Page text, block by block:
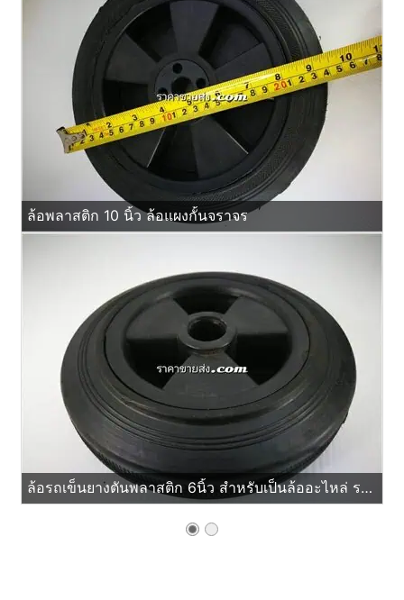
ล้อพลาสติก 10 นิ้ว ล้อแผงกั้นจราจร
ล้อรถเข็นยางตันพลาสติก 6นิ้ว สำหรับเป็นล้ออะไหล่ รถเข็นผัก รถเข็นของ แผงป้ายจราจร